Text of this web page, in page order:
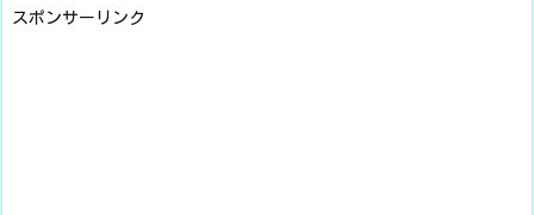
スポンサーリンク